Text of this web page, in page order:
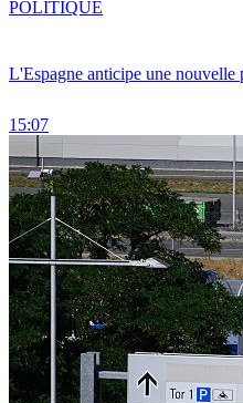
L'Espagne anticipe une nouvelle
15:07
POLITIQUE